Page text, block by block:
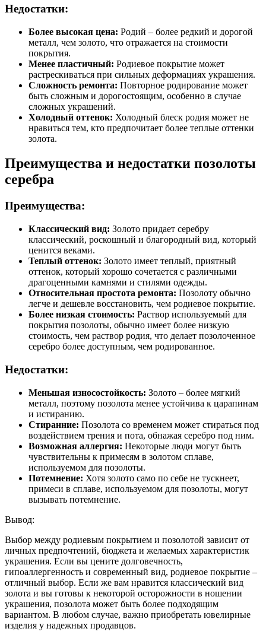
Недостатки:
Более высокая цена: Родий – более редкий и дорогой
металл, чем золото, что отражается на стоимости
покрытия.
Менее пластичный: Родиевое покрытие может
растрескиваться при сильных деформациях украшения.
Сложность ремонта: Повторное родирование может
быть сложным и дорогостоящим, особенно в случае
сложных украшений.
Холодный оттенок: Холодный блеск родия может не
нравиться тем, кто предпочитает более теплые оттенки
золота.
Преимущества и недостатки позолоты
серебра
Преимущества:
Классический вид: Золото придает серебру
классический, роскошный и благородный вид, который
ценится веками.
Теплый оттенок: Золото имеет теплый, приятный
оттенок, который хорошо сочетается с различными
драгоценными камнями и стилями одежды.
Относительная простота ремонта: Позолоту обычно
легче и дешевле восстановить, чем родиевое покрытие.
Более низкая стоимость: Раствор используемый для
покрытия позолоты, обычно имеет более низкую
стоимость, чем раствор родия, что делает позолоченное
серебро более доступным, чем родированное.
Недостатки:
Меньшая износостойкость: Золото – более мягкий
металл, поэтому позолота менее устойчива к царапинам
и истиранию.
Стиранние: Позолота со временем может стираться под
воздействием трения и пота, обнажая серебро под ним.
Возможная аллергия: Некоторые люди могут быть
чувствительны к примесям в золотом сплаве,
используемом для позолоты.
Потемнение: Хотя золото само по себе не тускнеет,
примеси в сплаве, используемом для позолоты, могут
вызывать потемнение.
Вывод:
Выбор между родиевым покрытием и позолотой зависит от
личных предпочтений, бюджета и желаемых характеристик
украшения. Если вы цените долговечность,
гипоаллергенность и современный вид, родиевое покрытие –
отличный выбор. Если же вам нравится классический вид
золота и вы готовы к некоторой осторожности в ношении
украшения, позолота может быть более подходящим
вариантом. В любом случае, важно приобретать ювелирные
изделия у надежных продавцов.